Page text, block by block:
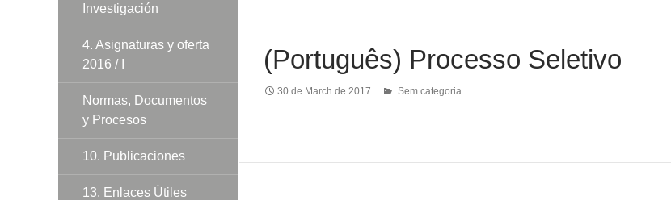
(Português) Processo Seletivo
30 de March de 2017 Sem categoria
Investigación
4. Asignaturas y oferta
2016 / I
Normas, Documentos
y Procesos
10. Publicaciones
13. Enlaces Útiles